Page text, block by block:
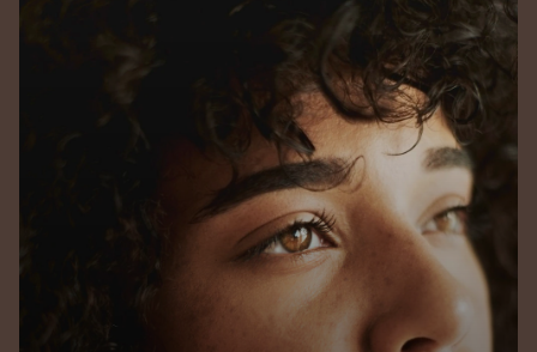
inhibiting properties, as well as anti-ozone